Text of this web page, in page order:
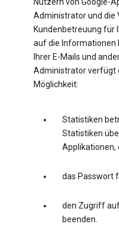
Nutzern von Google-
Administrator und die
Kundenbetreuung für
auf die Informationen
Ihrer E-Mails und
Administrator verfügt
Möglichkeit:
Statistiken
Statistiken
Applikationen,
das Passwort
den Zugriff
beenden.